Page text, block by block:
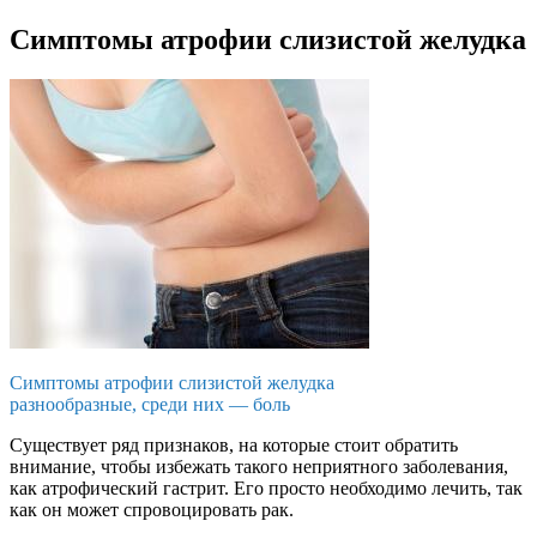
Симптомы атрофии слизистой желудка
Симптомы атрофии слизистой желудка
разнообразные, среди них — боль
Существует ряд признаков, на которые стоит обратить
внимание, чтобы избежать такого неприятного заболевания,
как атрофический гастрит. Его просто необходимо лечить, так
как он может спровоцировать рак.